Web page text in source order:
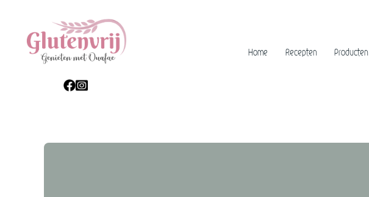
Home Recepten Producten